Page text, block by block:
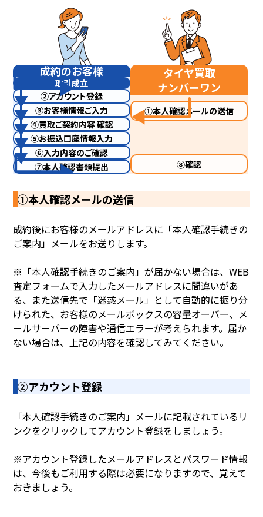
成約のお客様
取引成立
②アカウント登録
③お客様情報ご入力
④買取ご契約内容 確認
⑤お振込口座情報入力
⑥入力内容のご確認
⑦本人確認書類提出
タイヤ買取
ナンバーワン
①本人確認メールの送信
⑧確認
①本人確認メールの送信
成約後にお客様のメールアドレスに「本人確認手続きの
ご案内」メールをお送りします。
※「本人確認手続きのご案内」が届かない場合は、WEB
査定フォームで入力したメールアドレスに間違いがあ
る、また送信先で「迷惑メール」として自動的に振り分
けられた、お客様のメールボックスの容量オーバー、メ
ールサーバーの障害や通信エラーが考えられます。届か
ない場合は、上記の内容を確認してみてください。
②アカウント登録
「本人確認手続きのご案内」メールに記載されているリ
ンクをクリックしてアカウント登録をしましょう。
※アカウント登録したメールアドレスとパスワード情報
は、今後もご利用する際は必要になりますので、覚えて
おきましょう。